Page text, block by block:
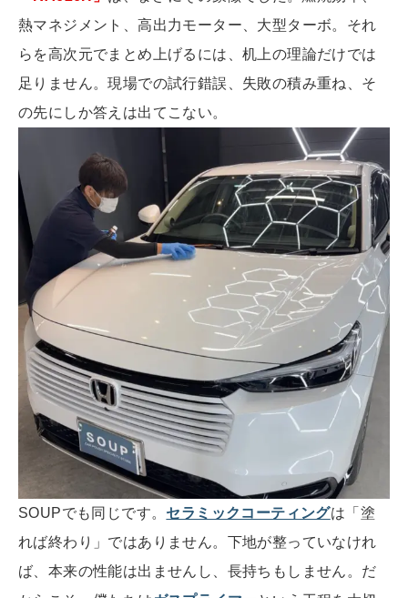
熱マネジメント、高出力モーター、大型ターボ。それ
らを高次元でまとめ上げるには、机上の理論だけでは
足りません。現場での試行錯誤、失敗の積み重ね、そ
の先にしか答えは出てこない。
SOUPでも同じです。 セラミックコーティングは「塗
れば終わり」ではありません。下地が整っていなけれ
ば、本来の性能は出ませんし、長持ちもしません。だ